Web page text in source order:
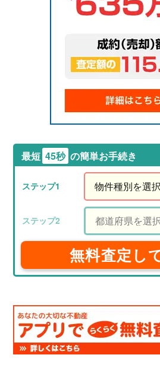
最短 45秒 の簡単お手続き
無料査定し